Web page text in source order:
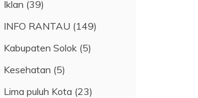
Iklan (39)
INFO RANTAU (149)
Kabupaten Solok (5)
Kesehatan (5)
Lima puluh Kota (23)